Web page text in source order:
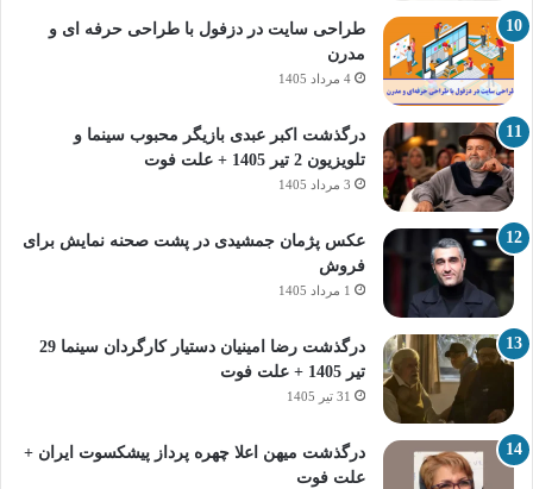
طراحی سایت در دزفول با طراحی حرفه‌ ای و
مدرن
4 مرداد 1405
درگذشت اکبر عبدی بازیگر محبوب سینما و
تلویزیون 2 تیر 1405 + علت فوت
3 مرداد 1405
عکس پژمان جمشیدی در پشت صحنه نمایش برای
فروش
1 مرداد 1405
درگذشت رضا امینیان دستیار کارگردان سینما 29
تیر 1405 + علت فوت
31 تیر 1405
درگذشت میهن اعلا چهره پرداز پیشکسوت ایران +
علت فوت